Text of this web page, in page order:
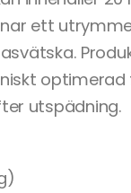
ett
optimerad
utspädning.